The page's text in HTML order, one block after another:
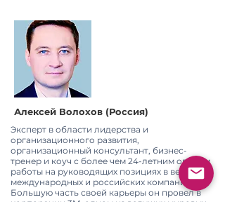
Алексей Волохов (Россия)
Эксперт в области лидерства и
организационного развития,
организационный консультант, бизнес-
тренер и коуч с более чем 24-летним опытом
работы на руководящих позициях в ведущих
международных и российских компаниях.
Большую часть своей карьеры он провел в
корпорации 3M, одном из ведущих мировых